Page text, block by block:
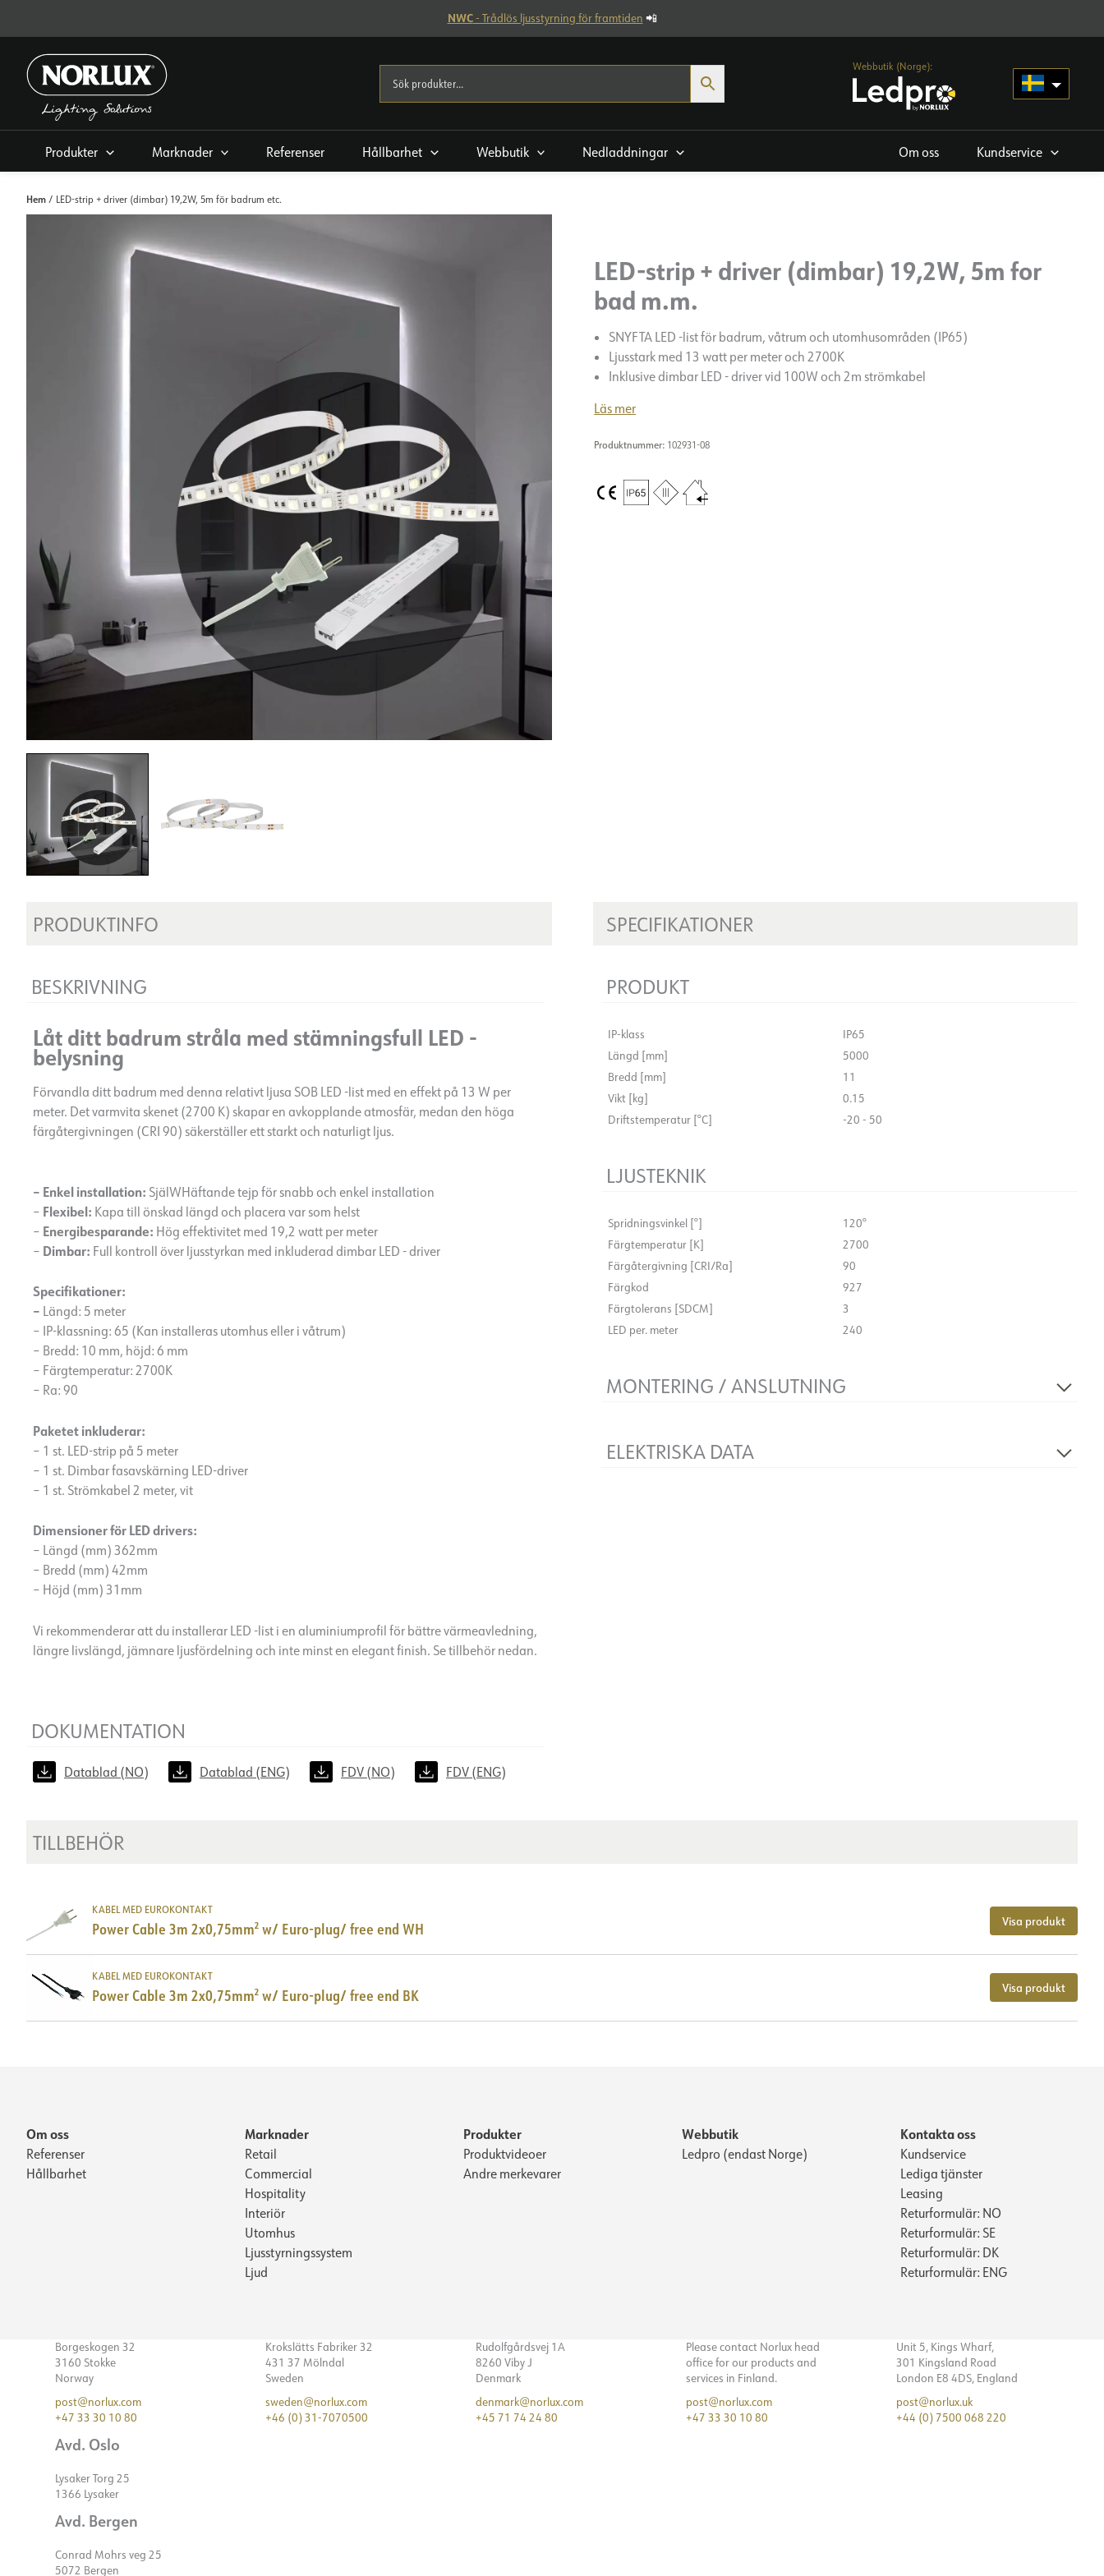
innehållet
NWC- Trådlös ljusstyrning för framtiden 📲
Webbutik (Norge):
Produkter Marknader Referenser Hållbarhet Webbutik Nedladdningar Om oss Kundservice
Hem / LED-strip + driver (dimbar) 19,2W, 5m för badrum etc.
LED-strip + driver (dimbar) 19,2W, 5m for
bad m.m.
SNYFTA LED -list för badrum, våtrum och utomhusområden (IP65)
Ljusstark med 13 watt per meter och 2700K
Inklusive dimbar LED - driver vid 100W och 2m strömkabel
Läs mer
Produktnummer: 102931-08
PRODUKTINFO
BESKRIVNING
Låt ditt badrum stråla med stämningsfull LED -
belysning
Förvandla ditt badrum med denna relativt ljusa SOB LED -list med en effekt på 13 W per
meter. Det varmvita skenet (2700 K) skapar en avkopplande atmosfär, medan den höga
färgåtergivningen (CRI 90) säkerställer ett starkt och naturligt ljus.
– Enkel installation: SjälWHäftande tejp för snabb och enkel installation
– Flexibel: Kapa till önskad längd och placera var som helst
– Energibesparande: Hög effektivitet med 19,2 watt per meter
– Dimbar: Full kontroll över ljusstyrkan med inkluderad dimbar LED - driver
Specifikationer:
– Längd: 5 meter
– IP-klassning: 65 (Kan installeras utomhus eller i våtrum)
– Bredd: 10 mm, höjd: 6 mm
– Färgtemperatur: 2700K
– Ra: 90
Paketet inkluderar:
– 1 st. LED-strip på 5 meter
– 1 st. Dimbar fasavskärning LED-driver
– 1 st. Strömkabel 2 meter, vit
Dimensioner för LED drivers:
– Längd (mm) 362mm
– Bredd (mm) 42mm
– Höjd (mm) 31mm
Vi rekommenderar att du installerar LED -list i en aluminiumprofil för bättre värmeavledning,
längre livslängd, jämnare ljusfördelning och inte minst en elegant finish. Se tillbehör nedan.
DOKUMENTATION
Datablad (NO) Datablad (ENG) FDV (NO) FDV (ENG)
SPECIFIKATIONER
PRODUKT
IP-klass
IP65
Längd [mm]
5000
Bredd [mm]
11
Vikt [kg]
0.15
Driftstemperatur [°C]
-20 - 50
LJUSTEKNIK
Spridningsvinkel [°]
120°
Färgtemperatur [K]
2700
Färgåtergivning [CRI/Ra]
90
Färgkod
927
Färgtolerans [SDCM]
3
LED per. meter
240
MONTERING / ANSLUTNING
Skärpunkt [mm]
Maximal längd [m]
ELEKTRISKA DATA
TILLBEHÖR
KABEL MED EUROKONTAKT
Power Cable 3m 2x0,75mm² w/ Euro-plug/ free end WH Visa produkt
KABEL MED EUROKONTAKT
Power Cable 3m 2x0,75mm² w/ Euro-plug/ free end BK Visa produkt
Om oss
Referenser
Hållbarhet
Marknader
Retail
Commercial
Hospitality
Interiör
Utomhus
Ljusstyrningssystem
Ljud
Produkter
Produktvideoer
Andre merkevarer
Webbutik
Ledpro (endast Norge)
Kontakta oss
Kundservice
Lediga tjänster
Leasing
Returformulär: NO
Returformulär: SE
Returformulär: DK
Returformulär: ENG
Borgeskogen 32
3160 Stokke
Norway
post@norlux.com
+47 33 30 10 80
Avd. Oslo
Lysaker Torg 25
1366 Lysaker
Avd. Bergen
Conrad Mohrs veg 25
5072 Bergen
Krokslätts Fabriker 32
431 37 Mölndal
Sweden
sweden@norlux.com
+46 (0) 31-7070500
Rudolfgårdsvej 1A
8260 Viby J
Denmark
denmark@norlux.com
+45 71 74 24 80
Please contact Norlux head
office for our products and
services in Finland.
post@norlux.com
+47 33 30 10 80
Unit 5, Kings Wharf,
301 Kingsland Road
London E8 4DS, England
post@norlux.uk
+44 (0) 7500 068 220